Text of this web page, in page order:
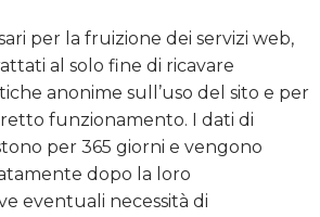
per la fruizione dei servizi web,
al solo fine di ricavare
anonime sull’uso del sito e per
funzionamento. I dati di
per 365 giorni e vengono
dopo la loro
eventuali necessità di